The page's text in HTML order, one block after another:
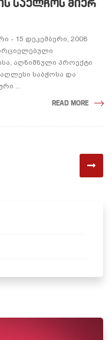
ᲡᲐᲔᲚᲩᲝᲡ ᲛᲘᲔᲠ
- 15 დეკემბერი, 2008
აღნიშნული პროექტი
საბჭოსა და
...
READ MORE